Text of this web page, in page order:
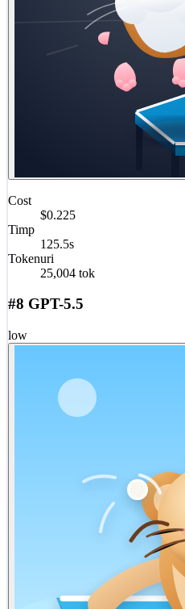
Cost
$0.225
Timp
125.5s
Tokenuri
25,004 tok
#8 GPT-5.5
low